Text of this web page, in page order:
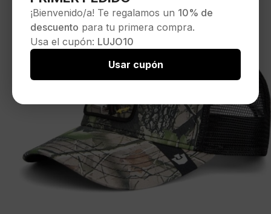
¡Bienvenido/a! Te regalamos un 10% de
descuento para tu primera compra.
Usa el cupón: LUJO10
Usar cupón